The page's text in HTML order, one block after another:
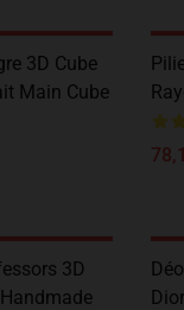
3D Cube
Main Cube
3D